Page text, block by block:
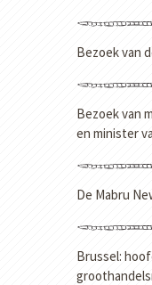
Bezoek van
Bezoek van
en minister
De Mabru
Brussel: